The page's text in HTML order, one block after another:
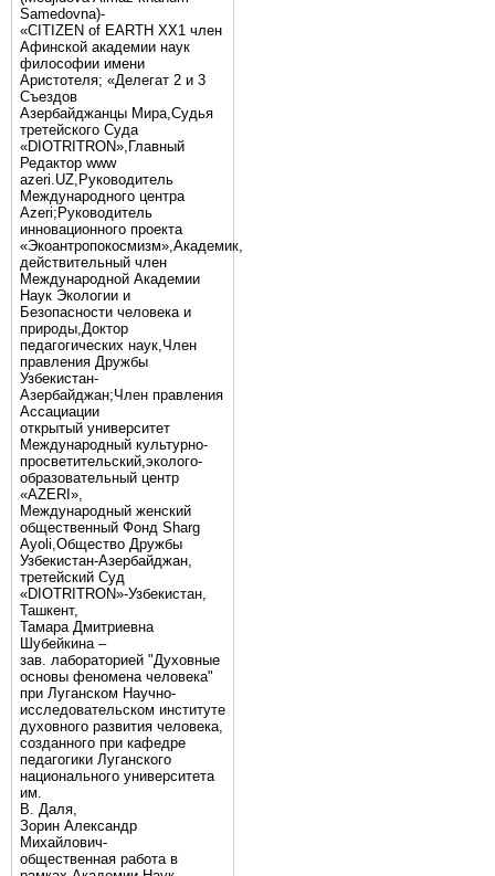
Samedovna)-
«CITIZEN of EARTH XX1 член
Афинской академии наук
философии имени
Аристотеля; «Делегат 2 и 3
Съездов
Азербайджанцы Мира,Судья
третейского Суда
«DIOTRITRON»,Главный
Редактор www
azeri.UZ,Руководитель
Международного центра
Аzeri;Руководитель
инновационного проекта
«Экоантропокосмизм»,Академик,
действительный член
Международной Академии
Наук Экологии и
Безопасности человека и
природы,Доктор
педагогических наук,Член
правления Дружбы
Узбекистан-
Азербайджан;Член правления
Ассациации
открытый университет
Международный культурно-
просветительский,эколого-
образовательный центр
«AZERI»,
Mеждународный женский
общественный Фонд Sharg
Аyoli,Общество Дружбы
Узбекистан-Азербайджан,
третейский Суд
«DIOTRITRON»-Узбекистан,
Ташкент,
Тамара Дмитриевна
Шубейкина –
зав. лабораторией "Духовные
основы феномена человека"
при Луганском Научно-
исследовательском институте
духовного развития человека,
созданного при кафедре
педагогики Луганского
национального университета
им.
В. Даля,
Зорин Александр
Михайлович-
общественная работа в